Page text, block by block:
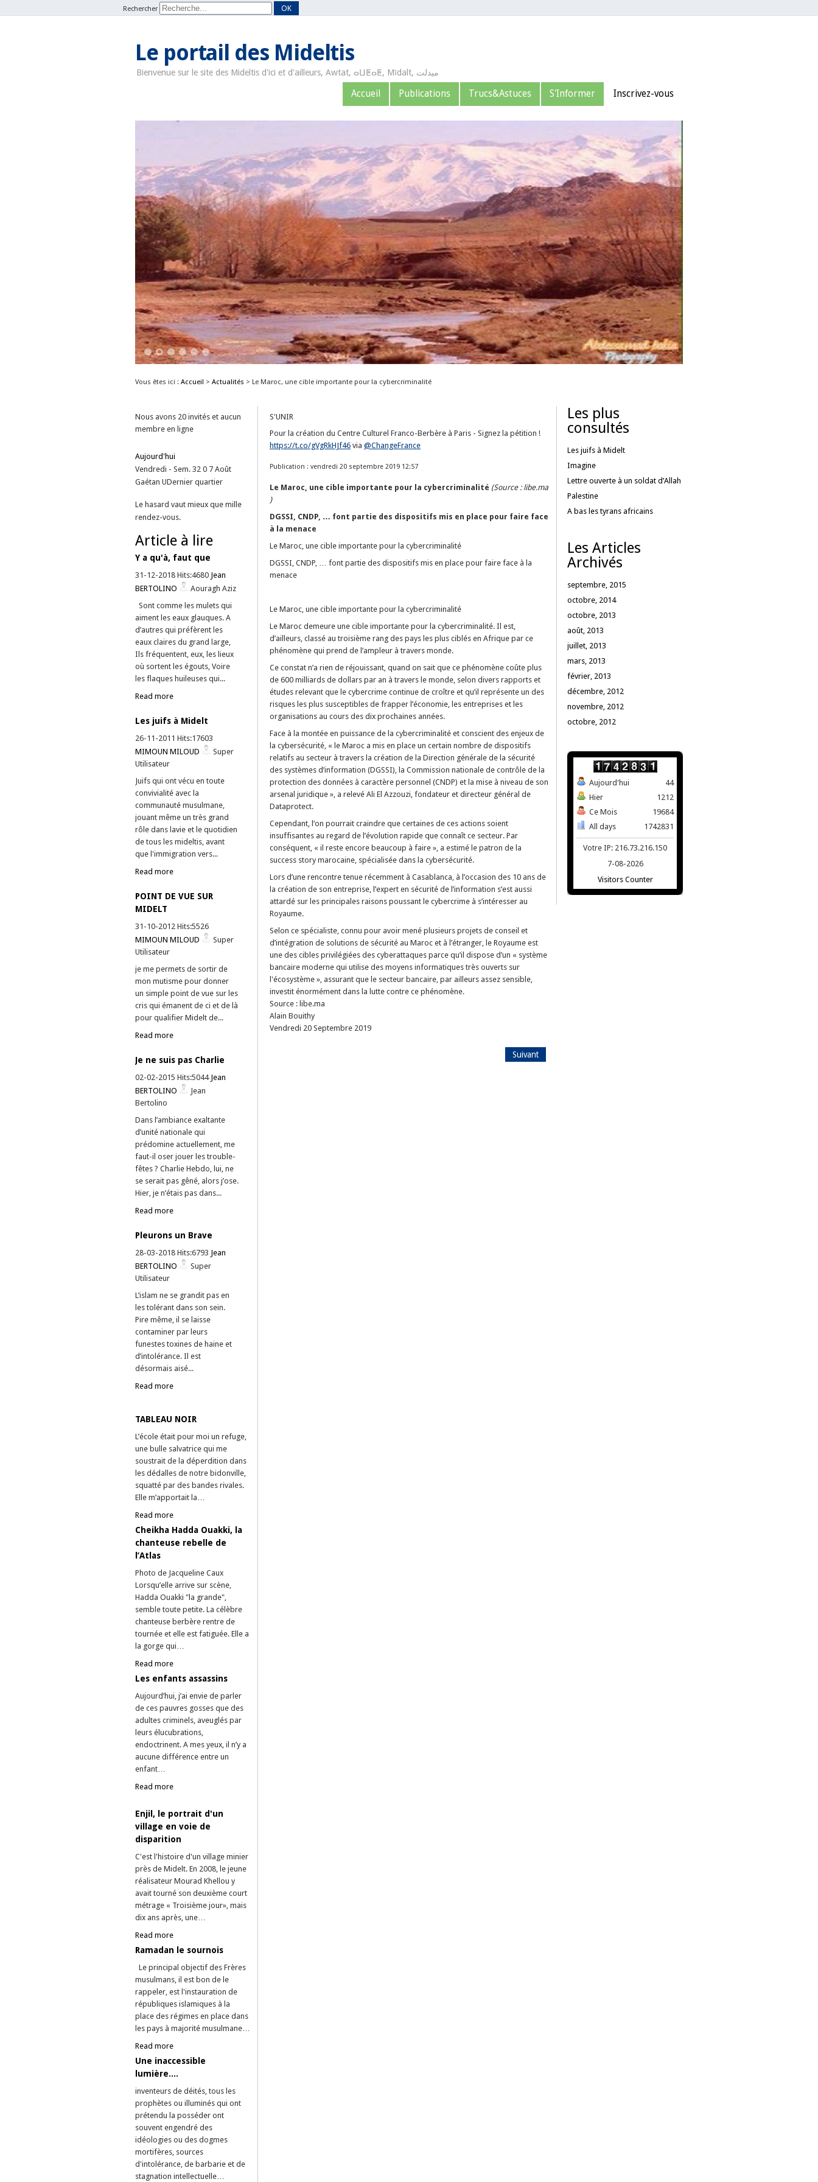
Rechercher OK
Le portail des Mideltis
Bienvenue sur le site des Mideltis d'ici et d'ailleurs, Awtat, ⴰⵡⵟⴰⵟ, Mīdalt, ميدلت
Accueil Publications Trucs&Astuces S'Informer Inscrivez-vous
1 2 3 4 5 6
Vous êtes ici : Accueil > Actualités > Le Maroc, une cible importante pour la cybercriminalité
Nous avons 20 invités et aucun
membre en ligne
Aujourd'hui
Vendredi - Sem. 32 0 7 Août
Gaétan UDernier quartier
Le hasard vaut mieux que mille
rendez-vous.
Article à lire
Y a qu'à, faut que
31-12-2018 Hits:4680 Jean
BERTOLINO
Aouragh Aziz
Sont comme les mulets qui
aiment les eaux glauques. A
d’autres qui préfèrent les
eaux claires du grand large,
Ils fréquentent, eux, les lieux
où sortent les égouts, Voire
les flaques huileuses qui...
Read more
Les juifs à Midelt
26-11-2011 Hits:17603
MIMOUN MILOUD
Super
Utilisateur
Juifs qui ont vécu en toute
convivialité avec la
communauté musulmane,
jouant même un très grand
rôle dans lavie et le quotidien
de tous les mideltis, avant
que l'immigration vers...
Read more
POINT DE VUE SUR
MIDELT
31-10-2012 Hits:5526
MIMOUN MILOUD
Super
Utilisateur
je me permets de sortir de
mon mutisme pour donner
un simple point de vue sur les
cris qui émanent de ci et de là
pour qualifier Midelt de...
Read more
Je ne suis pas Charlie
02-02-2015 Hits:5044 Jean
BERTOLINO
Jean
Bertolino
Dans l’ambiance exaltante
d’unité nationale qui
prédomine actuellement, me
faut-il oser jouer les trouble-
fêtes ? Charlie Hebdo, lui, ne
se serait pas gêné, alors j’ose.
Hier, je n’étais pas dans...
Read more
Pleurons un Brave
28-03-2018 Hits:6793 Jean
BERTOLINO
Super
Utilisateur
L’islam ne se grandit pas en
les tolérant dans son sein.
Pire même, il se laisse
contaminer par leurs
funestes toxines de haine et
d’intolérance. Il est
désormais aisé...
Read more
TABLEAU NOIR
L’école était pour moi un refuge,
une bulle salvatrice qui me
soustrait de la déperdition dans
les dédalles de notre bidonville,
squatté par des bandes rivales.
Elle m’apportait la…
Read more
Cheikha Hadda Ouakki, la
chanteuse rebelle de
l’Atlas
Photo de Jacqueline Caux
Lorsqu’elle arrive sur scène,
Hadda Ouakki "la grande",
semble toute petite. La célèbre
chanteuse berbère rentre de
tournée et elle est fatiguée. Elle a
la gorge qui…
Read more
Les enfants assassins
Aujourd’hui, j’ai envie de parler
de ces pauvres gosses que des
adultes criminels, aveuglés par
leurs élucubrations,
endoctrinent. A mes yeux, il n’y a
aucune différence entre un
enfant…
Read more
Enjil, le portrait d'un
village en voie de
disparition
C'est l'histoire d'un village minier
près de Midelt. En 2008, le jeune
réalisateur Mourad Khellou y
avait tourné son deuxième court
métrage « Troisième jour», mais
dix ans après, une…
Read more
Ramadan le sournois
Le principal objectif des Frères
musulmans, il est bon de le
rappeler, est l'instauration de
républiques islamiques à la
place des régimes en place dans
les pays à majorité musulmane…
Read more
Une inaccessible
lumière....
inventeurs de déités, tous les
prophètes ou illuminés qui ont
prétendu la posséder ont
souvent engendré des
idéologies ou des dogmes
mortifères, sources
d'intolérance, de barbarie et de
stagnation intellectuelle…
S'UNIR
Pour la création du Centre Culturel Franco-Berbère à Paris - Signez la pétition !
https://t.co/gVgRkHJf46 via @ChangeFrance
Publication : vendredi 20 septembre 2019 12:57
Le Maroc, une cible importante pour la cybercriminalité (Source : libe.ma
)
DGSSI, CNDP, … font partie des dispositifs mis en place pour faire face
à la menace
Le Maroc, une cible importante pour la cybercriminalité
DGSSI, CNDP, … font partie des dispositifs mis en place pour faire face à la
menace
Le Maroc, une cible importante pour la cybercriminalité
Le Maroc demeure une cible importante pour la cybercriminalité. Il est,
d’ailleurs, classé au troisième rang des pays les plus ciblés en Afrique par ce
phénomène qui prend de l’ampleur à travers monde.
Ce constat n’a rien de réjouissant, quand on sait que ce phénomène coûte plus
de 600 milliards de dollars par an à travers le monde, selon divers rapports et
études relevant que le cybercrime continue de croître et qu’il représente un des
risques les plus susceptibles de frapper l’économie, les entreprises et les
organisations au cours des dix prochaines années.
Face à la montée en puissance de la cybercriminalité et conscient des enjeux de
la cybersécurité, « le Maroc a mis en place un certain nombre de dispositifs
relatifs au secteur à travers la création de la Direction générale de la sécurité
des systèmes d’information (DGSSI), la Commission nationale de contrôle de la
protection des données à caractère personnel (CNDP) et la mise à niveau de son
arsenal juridique », a relevé Ali El Azzouzi, fondateur et directeur général de
Dataprotect.
Cependant, l’on pourrait craindre que certaines de ces actions soient
insuffisantes au regard de l’évolution rapide que connaît ce secteur. Par
conséquent, « il reste encore beaucoup à faire », a estimé le patron de la
success story marocaine, spécialisée dans la cybersécurité.
Lors d’une rencontre tenue récemment à Casablanca, à l’occasion des 10 ans de
la création de son entreprise, l’expert en sécurité de l’information s’est aussi
attardé sur les principales raisons poussant le cybercrime à s’intéresser au
Royaume.
Selon ce spécialiste, connu pour avoir mené plusieurs projets de conseil et
d’intégration de solutions de sécurité au Maroc et à l’étranger, le Royaume est
une des cibles privilégiées des cyberattaques parce qu’il dispose d’un « système
bancaire moderne qui utilise des moyens informatiques très ouverts sur
l'écosystème », assurant que le secteur bancaire, par ailleurs assez sensible,
investit énormément dans la lutte contre ce phénomène.
Source : libe.ma
Alain Bouithy
Vendredi 20 Septembre 2019
Suivant
Les plus
consultés
Les juifs à Midelt
Imagine
Lettre ouverte à un soldat d’Allah
Palestine
A bas les tyrans africains
Les Articles
Archivés
septembre, 2015
octobre, 2014
octobre, 2013
août, 2013
juillet, 2013
mars, 2013
février, 2013
décembre, 2012
novembre, 2012
octobre, 2012
Aujourd'hui
Hier
Ce Mois
All days
44
1212
19684
1742831
Votre IP: 216.73.216.150
7-08-2026
Visitors Counter